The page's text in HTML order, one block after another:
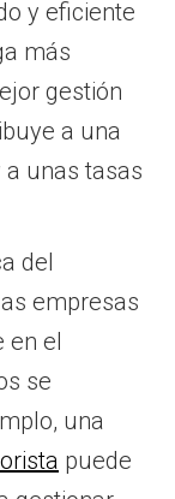
y eficiente
más
gestión
a una
unas tasas
del
empresas
en el
se
una
puede